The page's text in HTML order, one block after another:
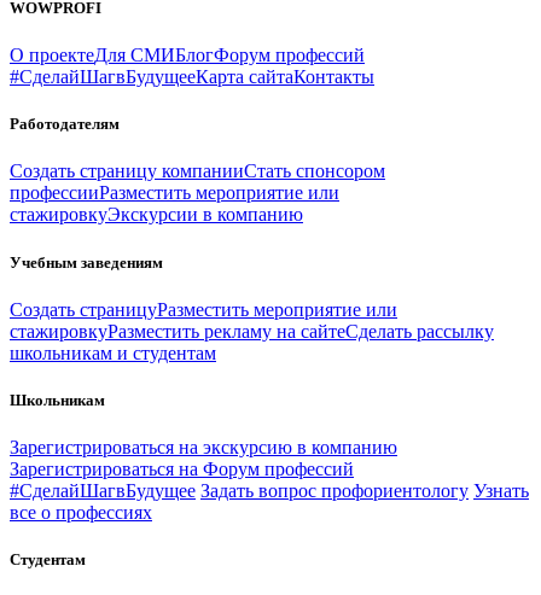
WOWPROFI
О проектеДля СМИБлогФорум профессий
#СделайШагвБудущееКарта сайтаКонтакты
Работодателям
Создать страницу компанииСтать спонсором
профессииРазместить мероприятие или
стажировкуЭкскурсии в компанию
Учебным заведениям
Создать страницуРазместить мероприятие или
стажировкуРазместить рекламу на сайтеСделать рассылку
школьникам и студентам
Школьникам
Зарегистрироваться на экскурсию в компанию
Зарегистрироваться на Форум профессий
#СделайШагвБудущее Задать вопрос профориентологу Узнать
все о профессиях
Студентам